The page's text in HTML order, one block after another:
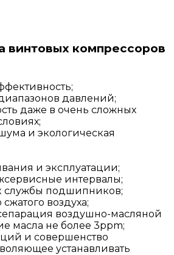
винтовых компрессоров
давлений;
даже в очень сложных
и экологическая
и эксплуатации;
интервалы;
службы подшипников;
воздуха;
воздушно-масляной
масла не более 3ppm;
и совершенство
устанавливать